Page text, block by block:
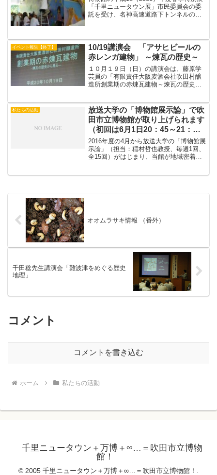
「千里ニュータウン展」市民委員会の委
託を受け、名神高速道路下トンネルの出
の絵にカンチョーが筆を入れて巨大壁画
が完成しました。...
イベント報告【終了】
10/19講演会 「アサヒビールの
赤レンガ建物」 ～煉瓦の歴史～
１０月１９日（日）の講演会は、藤原学
芸員の「有限責任大阪麦酒会社吹田村醸
造所創業期の赤煉瓦建物～煉瓦の歴史か
地でのちに「明治５年の大火」と呼ばれ
る大火がありました。...
私たちの活動
放送大学の「博物館展示論」で吹
田市立博物館が取り上げられます
（初回は6月1日20：45～21：
30）
2016年度の4月から放送大学の「博物館展
示論」（担当：稲村哲也教授、毎週1回、
全15回）がはじまり、当館が地域密着型
オオムラサキ情報 （番外）
千田稔先生講演会「難波津をめぐる歴史
地理」
コメント
コメントを書き込む
ホーム 私たちの活動
千里ニュータウン＋万博＋∞…＝吹田市立博物
館！
© 2005 千里ニュータウン＋万博＋∞…＝吹田市立博物館！.